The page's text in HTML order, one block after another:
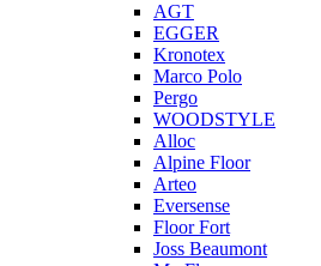
AGT
EGGER
Kronotex
Marco Polo
Pergo
WOODSTYLE
Alloc
Alpine Floor
Arteo
Eversense
Floor Fort
Joss Beaumont